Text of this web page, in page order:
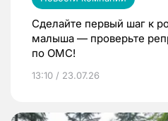
Сделайте первый шаг к
малыша — проверьте
по ОМС!
13:10 / 23.07.26